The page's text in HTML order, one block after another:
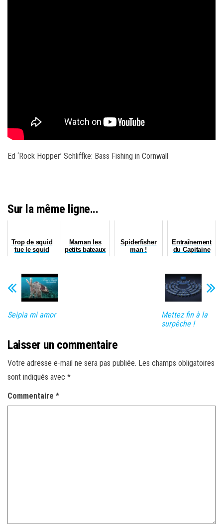
Ed ‘Rock Hopper’ Schliffke: Bass Fishing in Cornwall
Sur la même ligne...
Trop de squid
tue le squid
Maman les
petits bateaux
Spiderfisher
man !
Entraînement
du Capitaine
Seipia mi amor
Mettez fin à la
surpêche !
Laisser un commentaire
Votre adresse e-mail ne sera pas publiée. Les champs obligatoires
sont indiqués avec *
Commentaire *